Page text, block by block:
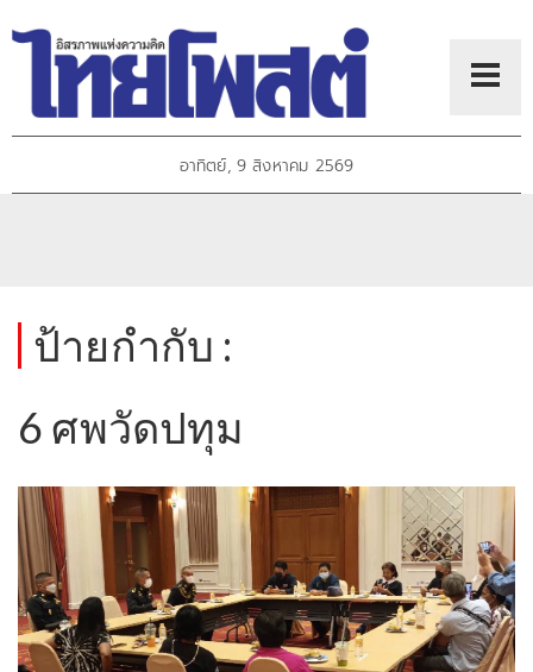
อาทิตย์, 9 สิงหาคม 2569
ป้ายกำกับ :
6 ศพวัดปทุม